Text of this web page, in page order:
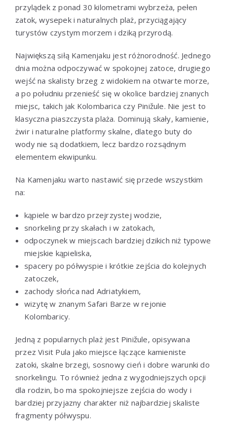
przylądek z ponad 30 kilometrami wybrzeża, pełen
zatok, wysepek i naturalnych plaż, przyciągający
turystów czystym morzem i dziką przyrodą.
Największą siłą Kamenjaku jest różnorodność. Jednego
dnia można odpoczywać w spokojnej zatoce, drugiego
wejść na skalisty brzeg z widokiem na otwarte morze,
a po południu przenieść się w okolice bardziej znanych
miejsc, takich jak Kolombarica czy Pinižule. Nie jest to
klasyczna piaszczysta plaża. Dominują skały, kamienie,
żwir i naturalne platformy skalne, dlatego buty do
wody nie są dodatkiem, lecz bardzo rozsądnym
elementem ekwipunku.
Na Kamenjaku warto nastawić się przede wszystkim
na:
kąpiele w bardzo przejrzystej wodzie,
snorkeling przy skałach i w zatokach,
odpoczynek w miejscach bardziej dzikich niż typowe
miejskie kąpieliska,
spacery po półwyspie i krótkie zejścia do kolejnych
zatoczek,
zachody słońca nad Adriatykiem,
wizytę w znanym Safari Barze w rejonie
Kolombaricy.
Jedną z popularnych plaż jest Pinižule, opisywana
przez Visit Pula jako miejsce łączące kamieniste
zatoki, skalne brzegi, sosnowy cień i dobre warunki do
snorkelingu. To również jedna z wygodniejszych opcji
dla rodzin, bo ma spokojniejsze zejścia do wody i
bardziej przyjazny charakter niż najbardziej skaliste
fragmenty półwyspu.